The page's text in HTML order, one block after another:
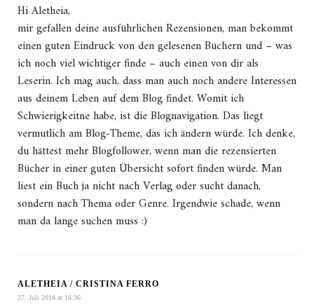
Hi Aletheia,
mir gefallen deine ausführlichen Rezensionen, man bekommt
einen guten Eindruck von den gelesenen Büchern und – was
ich noch viel wichtiger finde – auch einen von dir als
Leserin. Ich mag auch, dass man auch noch andere Interessen
aus deinem Leben auf dem Blog findet. Womit ich
Schwierigkeitne habe, ist die Blognavigation. Das liegt
vermutlich am Blog-Theme, das ich ändern würde. Ich denke,
du hättest mehr Blogfollower, wenn man die rezensierten
Bücher in einer guten Übersicht sofort finden würde. Man
liest ein Buch ja nicht nach Verlag oder sucht danach,
sondern nach Thema oder Genre. Irgendwie schade, wenn
man da lange suchen muss :)
ALETHEIA / CRISTINA FERRO
27. Juli 2014 at 16:36